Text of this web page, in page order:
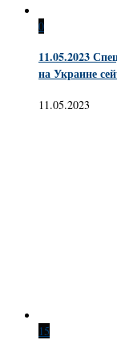
0
11.05.2023
на Украине
11.05.2023
15